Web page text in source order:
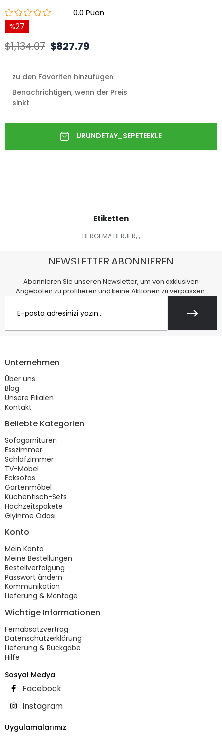
0.0
27
$1,134.07 $827.79
zu den Favoriten hinzufügen
Benachrichtigen, wenn der Preis
sinkt
Etiketten
BERGEMA BERJER, ,
NEWSLETTER ABONNIEREN
Abonnieren Sie unseren Newsletter, um von exklusiven
Angeboten zu profitieren und keine Aktionen zu verpassen.
Unternehmen
Über uns
Blog
Unsere Filialen
Kontakt
Beliebte Kategorien
Sofagarnituren
Esszimmer
Schlafzimmer
TV-Möbel
Ecksofas
Gartenmöbel
Küchentisch-Sets
Hochzeitspakete
Giyinme Odası
Konto
Mein Konto
Meine Bestellungen
Bestellverfolgung
Passwort ändern
Kommunikation
Lieferung & Montage
Wichtige Informationen
Fernabsatzvertrag
Datenschutzerklärung
Lieferung & Rückgabe
Hilfe
Sosyal Medya
Facebook
Instagram
Uygulamalarımız